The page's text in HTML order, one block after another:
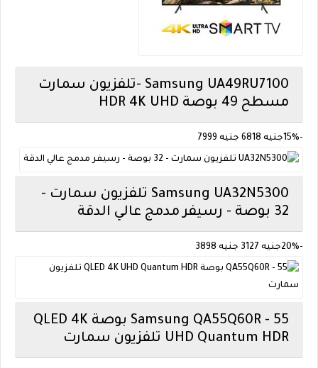
Samsung UA49RU7100 -تلفزيون سمارت
مسطح 49 بوصة HDR 4K UHD
-15% جنيه 6818 جنيه 7999
Samsung UA32N5300 تلفزيون سمارت -
32 بوصة - رسيفر مدمج عالي الدقة
-20% جنيه 3127 جنيه 3898
Samsung
QA55Q60R - 55 بوصة QLED 4K
UHD Quantum HDR تلفزيون سمارت